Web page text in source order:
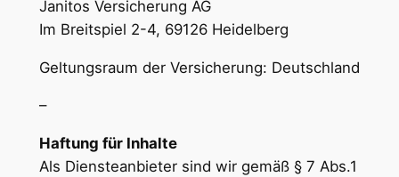
Janitos Versicherung AG
Im Breitspiel 2-4, 69126 Heidelberg
Geltungsraum der Versicherung: Deutschland
–
Haftung für Inhalte
Als Diensteanbieter sind wir gemäß § 7 Abs.1